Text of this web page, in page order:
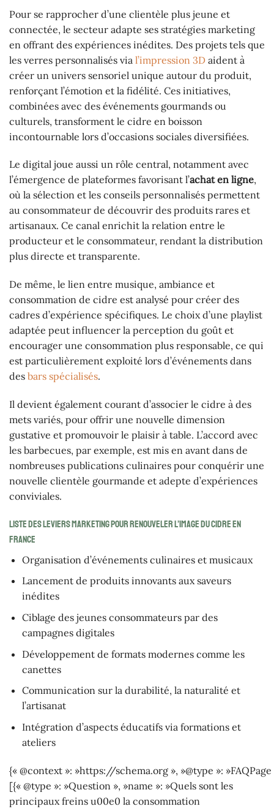
Pour se rapprocher d’une clientèle plus jeune et
connectée, le secteur adapte ses stratégies marketing
en offrant des expériences inédites. Des projets tels que
les verres personnalisés via l’impression 3D aident à
créer un univers sensoriel unique autour du produit,
renforçant l’émotion et la fidélité. Ces initiatives,
combinées avec des événements gourmands ou
culturels, transforment le cidre en boisson
incontournable lors d’occasions sociales diversifiées.
Le digital joue aussi un rôle central, notamment avec
l’émergence de plateformes favorisant l’achat en ligne,
où la sélection et les conseils personnalisés permettent
au consommateur de découvrir des produits rares et
artisanaux. Ce canal enrichit la relation entre le
producteur et le consommateur, rendant la distribution
plus directe et transparente.
De même, le lien entre musique, ambiance et
consommation de cidre est analysé pour créer des
cadres d’expérience spécifiques. Le choix d’une playlist
adaptée peut influencer la perception du goût et
encourager une consommation plus responsable, ce qui
est particulièrement exploité lors d’événements dans
des bars spécialisés.
Il devient également courant d’associer le cidre à des
mets variés, pour offrir une nouvelle dimension
gustative et promouvoir le plaisir à table. L’accord avec
les barbecues, par exemple, est mis en avant dans de
nombreuses publications culinaires pour conquérir une
nouvelle clientèle gourmande et adepte d’expériences
conviviales.
Liste des leviers marketing pour renouveler l’image du cidre en
France
Organisation d’événements culinaires et musicaux
Lancement de produits innovants aux saveurs
inédites
Ciblage des jeunes consommateurs par des
campagnes digitales
Développement de formats modernes comme les
canettes
Communication sur la durabilité, la naturalité et
l’artisanat
Intégration d’aspects éducatifs via formations et
ateliers
{« @context »: »https://schema.org », »@type »:
[{« @type »: »Question », »name »: »Quels sont les
principaux freins u00e0 la consommation